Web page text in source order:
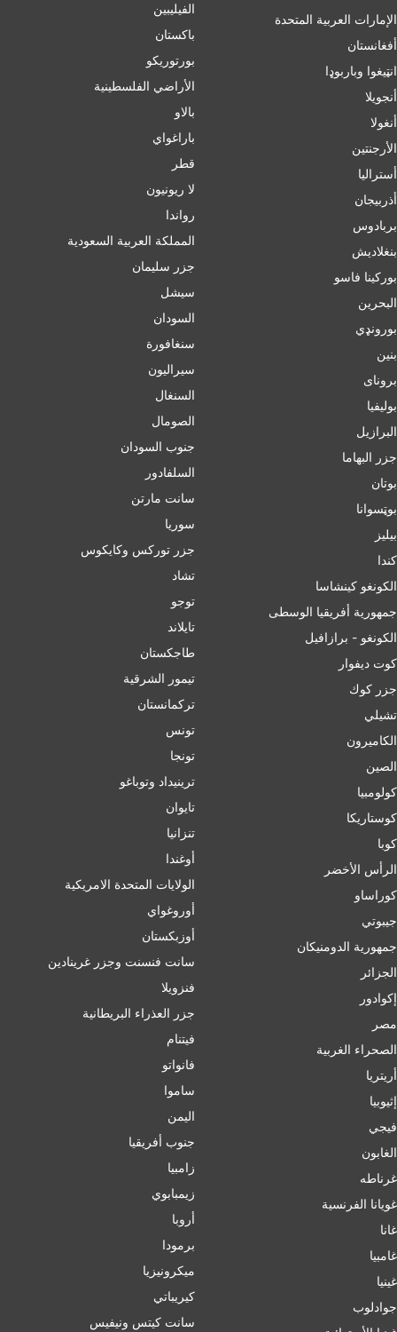
الإمارات العربية المتحدة
أفغانستان
انټیغوا وباربوډا
أنجويلا
أنغولا
الأرجنتين
أسترالیا
أذربيجان
بربادوس
بنغلاديش
بورکینا فاسو
البحرين
بورونډي
بنين
برونای
بوليفيا
البرازيل
جزر البهاما
بوتان
بوټسوانا
بيليز
ﻛﻨﺪا
الكونغو كينشاسا
جمهورية أفريقيا الوسطى
الكونغو - برازافيل
كوت ديفوار
جزر كوك
تشيلي
الكاميرون
الصين
کولومبیا
كوستاريكا
كوبا
الرأس الأخضر
كوراساو
جيبوتي
جمهورية الدومنيكان
الجزائر
إكوادور
مصر
الصحراء الغربية
أريتريا
إثيوبيا
فيجي
الغابون
غرناطه
غويانا الفرنسية
غانا
غامبيا
غينيا
جوادلوب
الفيليبين
باكستان
بورتوريكو
الأراضي الفلسطينية
بالاو
باراغواي
قطر
لا ريونيون
رواندا
المملكة العربية السعودية
جزر سليمان
سيشل
السودان
سنغافورة
سيراليون
السنغال
الصومال
جنوب السودان
السلفادور
سانت مارتن
سوريا
جزر توركس وكايكوس
تشاد
توجو
تايلاند
طاجكستان
تيمور الشرقية
تركمانستان
تونس
تونجا
ترينيداد وتوباغو
تايوان
تنزانيا
أوغندا
الولايات المتحدة الامريكية
أوروغواي
أوزبكستان
سانت فنسنت وجزر غرينادين
فنزويلا
جزر العذراء البريطانية
فيتنام
فانواتو
ساموا
اليمن
جنوب أفريقيا
زامبيا
زيمبابوي
أروبا
برمودا
ميكرونيزيا
كيريباتي
سانت كيتس ونيفيس